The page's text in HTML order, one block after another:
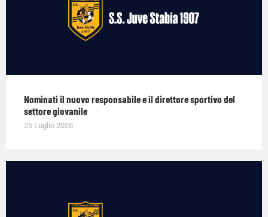
Nominati il nuovo responsabile e il direttore sportivo del
settore giovanile
25 Luglio 2026